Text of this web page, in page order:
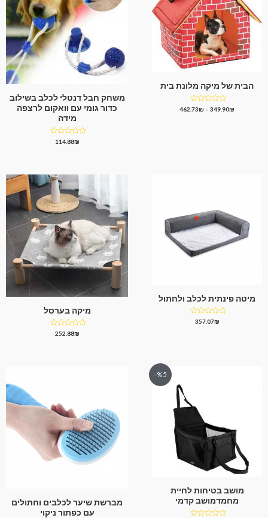
הבית של מיקה מלונת בית
דורג
349.90₪
–
462.73₪
משחק חבל דנטלי לכלב בשילוב
כדור גומי עם וואקום לרצפה
מידה
דורג114.88₪
מיטה פינתית לכלב ולחתול
דורג357.07₪
מיקה בערסל
דורג252.88₪
%5-
מושב בטיחות לחיית
מחמדמושב קדמי
מברשת שיער לכלבים וחתולים
עם כפתור ניקוי